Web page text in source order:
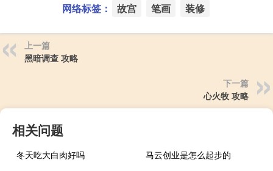
网络标签： 故宫 笔画 装修
上一篇
黑暗调查 攻略
下一篇
心火牧 攻略
相关问题
冬天吃大白肉好吗
马云创业是怎么起步的